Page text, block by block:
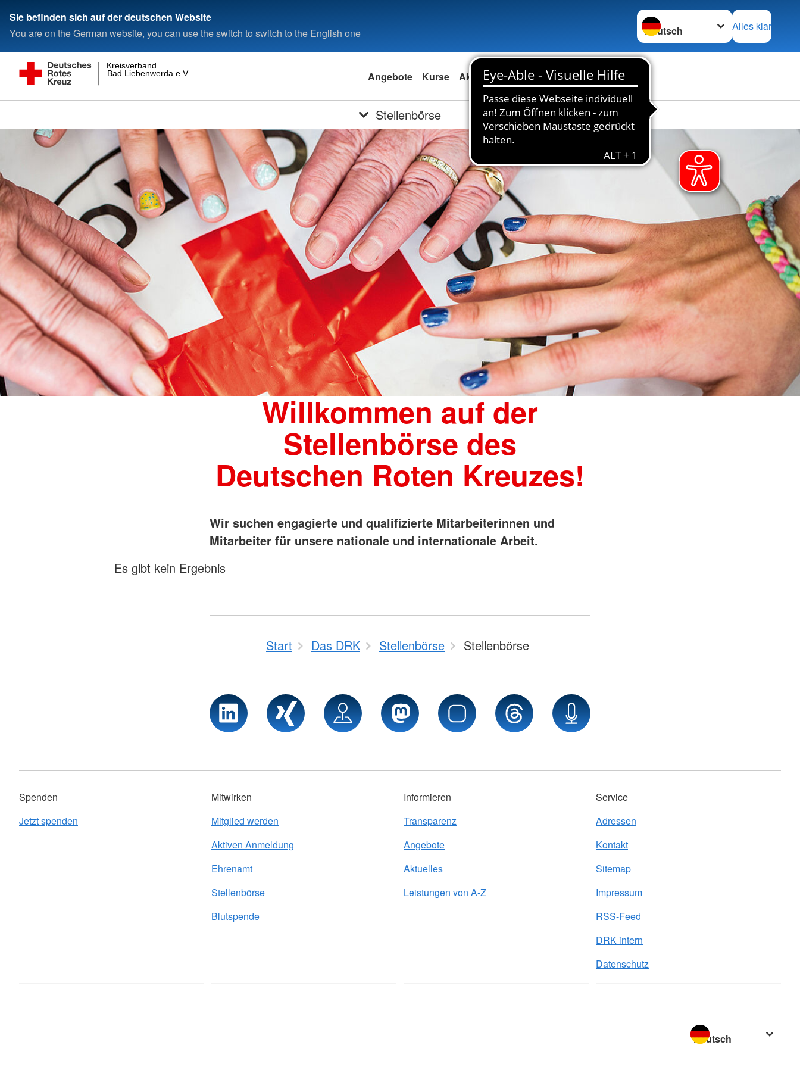
Sie befinden sich auf der deutschen Website
You are on the German website, you can use the switch to switch to the English one
Sprache wechseln zu
Alles klar
Bad Liebenwerda e.V.
Kreisverband
Angebote Kurse Aktuell Spenden Das DRK
Stellenbörse
Willkommen auf der
Stellenbörse des
Deutschen Roten Kreuzes!
Wir suchen engagierte und qualifizierte Mitarbeiterinnen und
Mitarbeiter für unsere nationale und internationale Arbeit.
Es gibt kein Ergebnis
Start Das DRK Stellenbörse Stellenbörse
Spenden
Jetzt spenden
Mitwirken
Mitglied werden
Aktiven Anmeldung
Ehrenamt
Stellenbörse
Blutspende
Informieren
Transparenz
Angebote
Aktuelles
Leistungen von A-Z
Service
Adressen
Kontakt
Sitemap
Impressum
RSS-Feed
DRK intern
Datenschutz
Sprache wechseln zu